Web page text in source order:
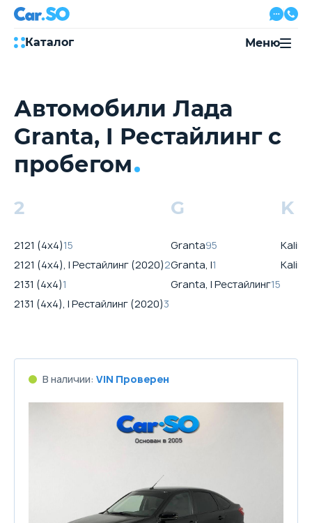
Каталог
Акции
Сервис
Автожурнал
Контакты
с 08:00 по 20:00, без выходных
Привольная улица, 2, к5
Перезвоните мне
Меню
Автомобили Лада
Granta, I Рестайлинг с
пробегом
2
2121 (4x4)15
2121 (4x4), I Рестайлинг (2020)2
2131 (4x4)1
2131 (4x4), I Рестайлинг (2020)3
G
Granta95
Granta, I1
Granta, I Рестайлинг15
K
Kalina
В наличии: VIN Проверен